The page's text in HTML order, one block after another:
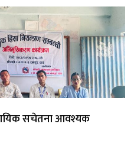
सचेतना आवश्यक